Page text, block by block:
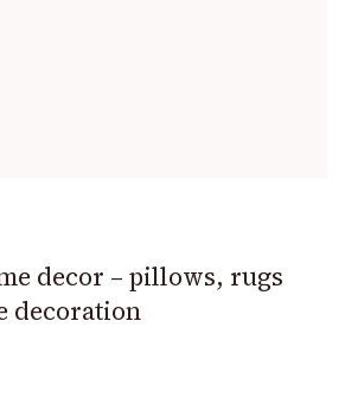
decor – pillows, rugs
decoration